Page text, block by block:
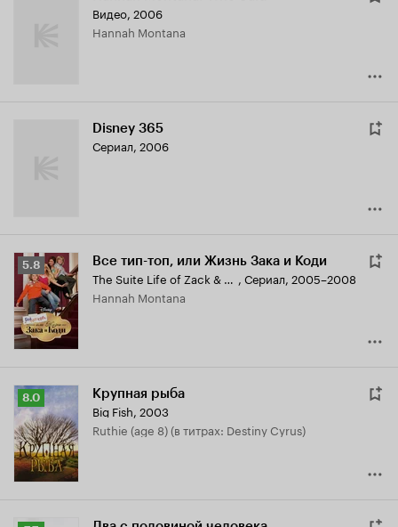
Видео, 2006
Hannah Montana
Disney 365
Сериал, 2006
Рейтинг
Кинопоиска
5.8
5.8 Все тип-топ, или Жизнь Зака и Коди
The Suite Life of Zack & Cody , Сериал, 2005–2008
Hannah Montana
Рейтинг
Кинопоиска
8.0
8.0 Крупная рыба
Big Fish, 2003
Ruthie (age 8) (в титрах: Destiny Cyrus)